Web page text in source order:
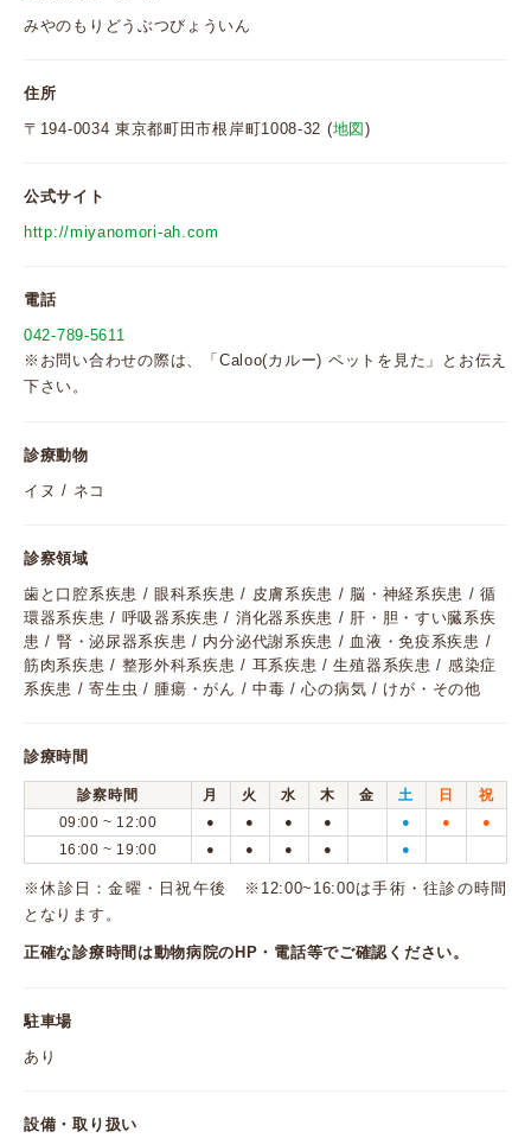
みやのもりどうぶつびょういん
住所
〒194-0034 東京都町田市根岸町1008-32 (地図)
公式サイト
http://miyanomori-ah.com
電話
042-789-5611
※お問い合わせの際は、「Caloo(カルー) ペットを見た」とお伝え
下さい。
診療動物
イヌ / ネコ
診察領域
歯と口腔系疾患 / 眼科系疾患 / 皮膚系疾患 / 脳・神経系疾患 / 循
環器系疾患 / 呼吸器系疾患 / 消化器系疾患 / 肝・胆・すい臓系疾
患 / 腎・泌尿器系疾患 / 内分泌代謝系疾患 / 血液・免疫系疾患 /
筋肉系疾患 / 整形外科系疾患 / 耳系疾患 / 生殖器系疾患 / 感染症
系疾患 / 寄生虫 / 腫瘍・がん / 中毒 / 心の病気 / けが・その他
診療時間
診察時間 月 火 水 木 金 土 日
祝
09:00 ~ 12:00
● ● ● ● ● ● ●
16:00 ~ 19:00 ● ● ● ● ●
※休診日：金曜・日祝午後 ※12:00~16:00は手術・往診の時間
となります。
正確な診療時間は動物病院のHP・電話等でご確認ください。
駐車場
あり
設備・取り扱い